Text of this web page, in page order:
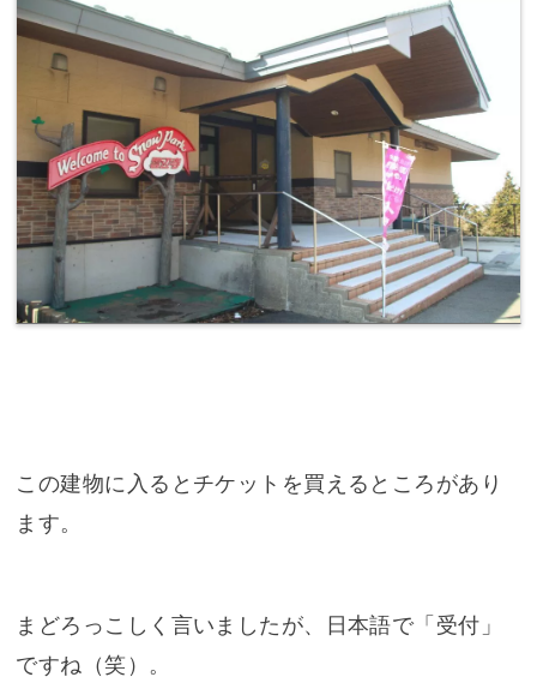
この建物に入るとチケットを買えるところがあり
ます。
まどろっこしく言いましたが、日本語で「受付」
ですね（笑）。